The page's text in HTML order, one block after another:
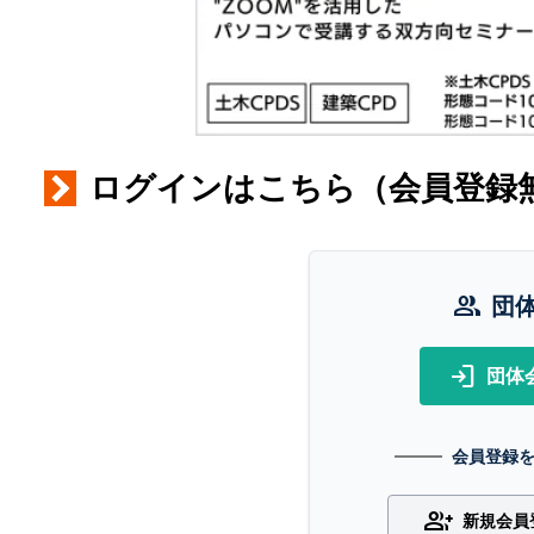
ログインはこちら（会員登録
group 団
login 団体
会員登録
group_add 新規会